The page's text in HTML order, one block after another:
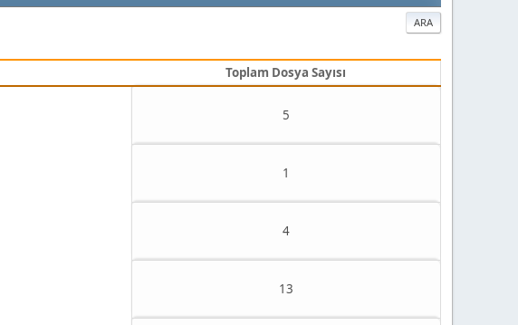
ARA
Toplam Dosya Sayısı
5
1
4
13